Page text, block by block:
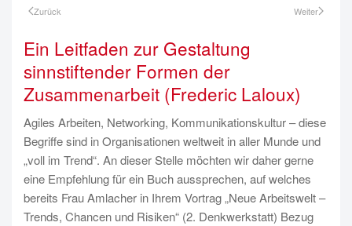
Zurück Weiter
Ein Leitfaden zur Gestaltung
sinnstiftender Formen der
Zusammenarbeit (Frederic Laloux)
Agiles Arbeiten, Networking, Kommunikationskultur – diese
Begriffe sind in Organisationen weltweit in aller Munde und
„voll im Trend“. An dieser Stelle möchten wir daher gerne
eine Empfehlung für ein Buch aussprechen, auf welches
bereits Frau Amlacher in Ihrem Vortrag „Neue Arbeitswelt –
Trends, Chancen und Risiken“ (2. Denkwerkstatt) Bezug